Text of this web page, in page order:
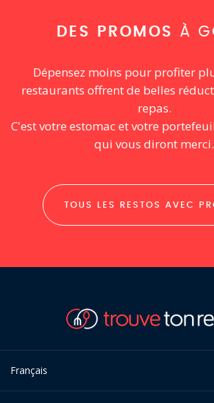
DES PROMOS À
Dépensez moins pour profiter
restaurants offrent de belles
repas.
C'est votre estomac et votre
qui vous diront merci.
TOUS LES RESTOS AVEC
Français